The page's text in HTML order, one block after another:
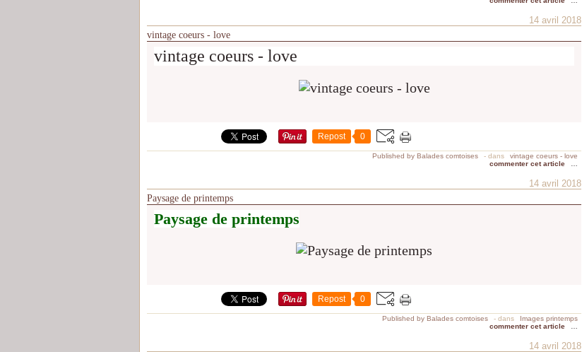
14 avril 2018
vintage coeurs - love
vintage coeurs - love
Repost 0
Published by Balades comtoises - dans
vintage coeurs - love
commenter cet article
14 avril 2018
Paysage de printemps
Paysage de printemps
Repost 0
Published by Balades comtoises - dans
Images printemps
commenter cet article
14 avril 2018